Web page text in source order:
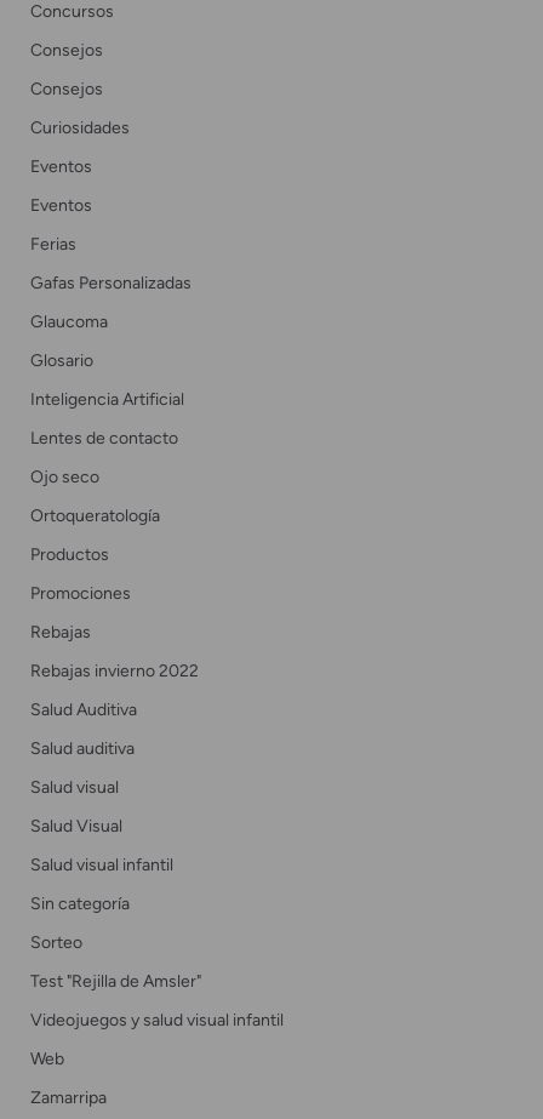
Concursos
Consejos
Consejos
Curiosidades
Eventos
Eventos
Ferias
Gafas Personalizadas
Glaucoma
Glosario
Inteligencia Artificial
Lentes de contacto
Ojo seco
Ortoqueratología
Productos
Promociones
Rebajas
Rebajas invierno 2022
Salud Auditiva
Salud auditiva
Salud visual
Salud Visual
Salud visual infantil
Sin categoría
Sorteo
Test "Rejilla de Amsler"
Videojuegos y salud visual infantil
Web
Zamarripa